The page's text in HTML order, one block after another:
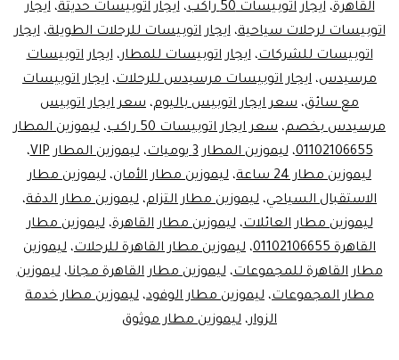
القاهرة،ايجار اتوبيسات 50 راكب ،ايجار اتوبيسات حديثة،ايجار
اتوبيسات لرحلات سياحية،ايجار اتوبيسات للرحلات الطويلة،ايجار
اتوبيسات للشركات،ايجار اتوبيسات للمطار،ايجار اتوبيسات
مرسيدس، ايجار اتوبيسات مرسيدس للرحلات، ايجار اتوبيسات
مع سائق، سعر ايجار اتوبيس باليوم، سعر ايجار اتوبيس
مرسيدس بخصم، سعر ايجار اتوبيسات 50 راكب ، ليموزين المطار
01102106655،ليموزين المطار 3 يوميات ،ليموزين المطار VIP
،
ليموزين مطار 24 ساعة
، ليموزين مطار الأمان، ليموزين مطار
الاستقبال السياحي، ليموزين مطار التزام، ليموزين مطار الدقة،
ليموزين مطار العائلات،ليموزين مطار القاهرة،ليموزين مطار
القاهرة 01102106655
، ليموزين مطار القاهرة للرحلات، ليموزين
مطار القاهرة للمجموعات،ليموزين مطار القاهرة مجانا،ليموزين
مطار المجموعات، ليموزين مطار الوفود، ليموزين مطار خدمة
الزوار، ليموزين مطار موثوق